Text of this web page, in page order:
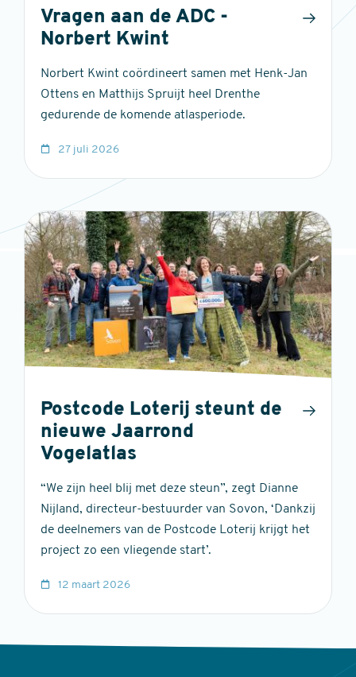
Vragen aan de ADC -
Norbert Kwint
Norbert Kwint coördineert samen met Henk-Jan
Ottens en Matthijs Spruijt heel Drenthe
gedurende de komende atlasperiode.
27 juli 2026
Postcode Loterij steunt de
nieuwe Jaarrond
Vogelatlas
“We zijn heel blij met deze steun”, zegt Dianne
Nijland, directeur-bestuurder van Sovon, ‘Dankzij
de deelnemers van de Postcode Loterij krijgt het
project zo een vliegende start’.
12 maart 2026